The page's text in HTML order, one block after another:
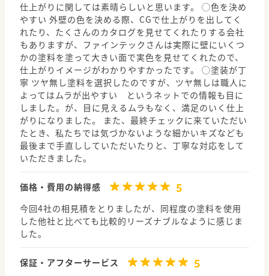
仕上がりに関しては素晴らしいと思います。 ◯色を決め
やすい 外壁の色を決める際、CGで仕上がりを出してく
れたり、たくさんのカタログを見せてくれたりする会社
もありますが、ファインテックさんは実際に壁にいくつ
かの塗料を塗って大きい面で実色を見せてくれたので、
仕上がりイメージがわかりやすかったです。 ◯塗装が丁
寧 ツヤ無し塗料を選択したのですが、ツヤ無しは職人に
よってはムラが出やすい というネットでの情報も目に
しました。が、目に見えるムラもなく、満足のいく仕上
がりになりました。 また、最終チェックに来ていただい
たとき、私たちでは気づかないような細かいキズなども
最後まで手直ししていただいたりと、丁寧な対応をして
いただきました。
価格・費用の納得感 5
今回4社の相見積をとりましたが、同程度の塗料を使用
した他社と比べても比較的リーズナブルなように感じま
した。
保証・アフターサービス 5